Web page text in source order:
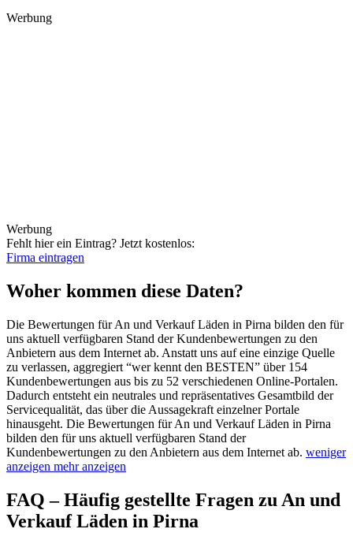
Werbung
Werbung
Fehlt hier ein Eintrag? Jetzt kostenlos:
Firma eintragen
Woher kommen diese Daten?
Die Bewertungen für An und Verkauf Läden in Pirna bilden den für
uns aktuell verfügbaren Stand der Kundenbewertungen zu den
Anbietern aus dem Internet ab. Anstatt uns auf eine einzige Quelle
zu verlassen, aggregiert “wer kennt den BESTEN” über 154
Kundenbewertungen aus bis zu 52 verschiedenen Online-Portalen.
Dadurch entsteht ein neutrales und repräsentatives Gesamtbild der
Servicequalität, das über die Aussagekraft einzelner Portale
hinausgeht. Die Bewertungen für An und Verkauf Läden in Pirna
bilden den für uns aktuell verfügbaren Stand der
Kundenbewertungen zu den Anbietern aus dem Internet ab. weniger
anzeigen mehr anzeigen
FAQ – Häufig gestellte Fragen zu An und
Verkauf Läden in Pirna